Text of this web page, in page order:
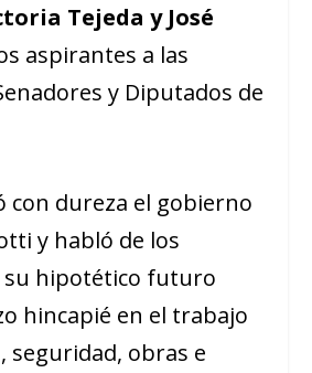
Tejeda y José
aspirantes a las
y Diputados de
con dureza el gobierno
y habló de los
su hipotético futuro
hincapié en el trabajo
seguridad, obras e